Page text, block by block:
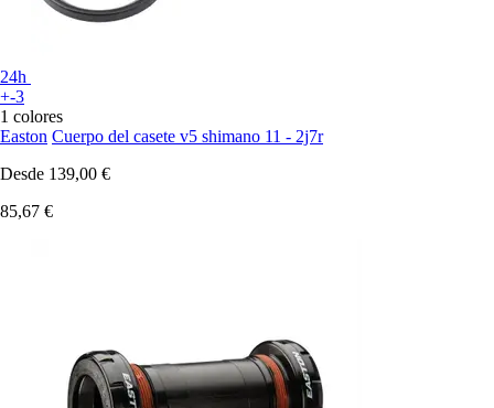
24h
+-3
1 colores
Easton Cuerpo del casete v5 shimano 11 - 2j7r
Desde 139,00 €
85,67 €